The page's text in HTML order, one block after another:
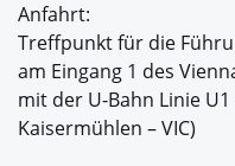
Anfahrt:
Treffpunkt für die
am Eingang 1 des
mit der U-Bahn Linie
Kaisermühlen – VIC)